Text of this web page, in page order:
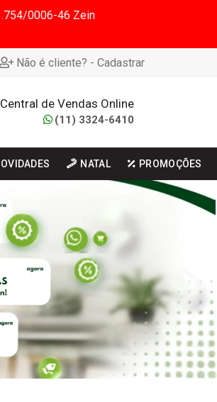
0006-46 Zein
Não é cliente? - Cadastrar
Central de Vendas Online
(11) 3324-6410
NATAL PROMOÇÕES